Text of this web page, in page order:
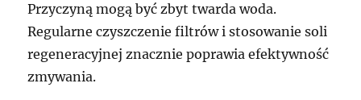
Przyczyną mogą być zbyt twarda woda.
Regularne czyszczenie filtrów i stosowanie soli
regeneracyjnej znacznie poprawia efektywność
zmywania.